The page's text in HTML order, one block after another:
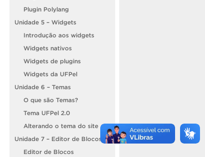
Plugin Polylang
Unidade 5 – Widgets
Introdução aos widgets
Widgets nativos
Widgets de plugins
Widgets da UFPel
Unidade 6 – Temas
O que são Temas?
Tema UFPel 2.0
Alterando o tema do site
Unidade 7 – Editor de Blocos
Editor de Blocos